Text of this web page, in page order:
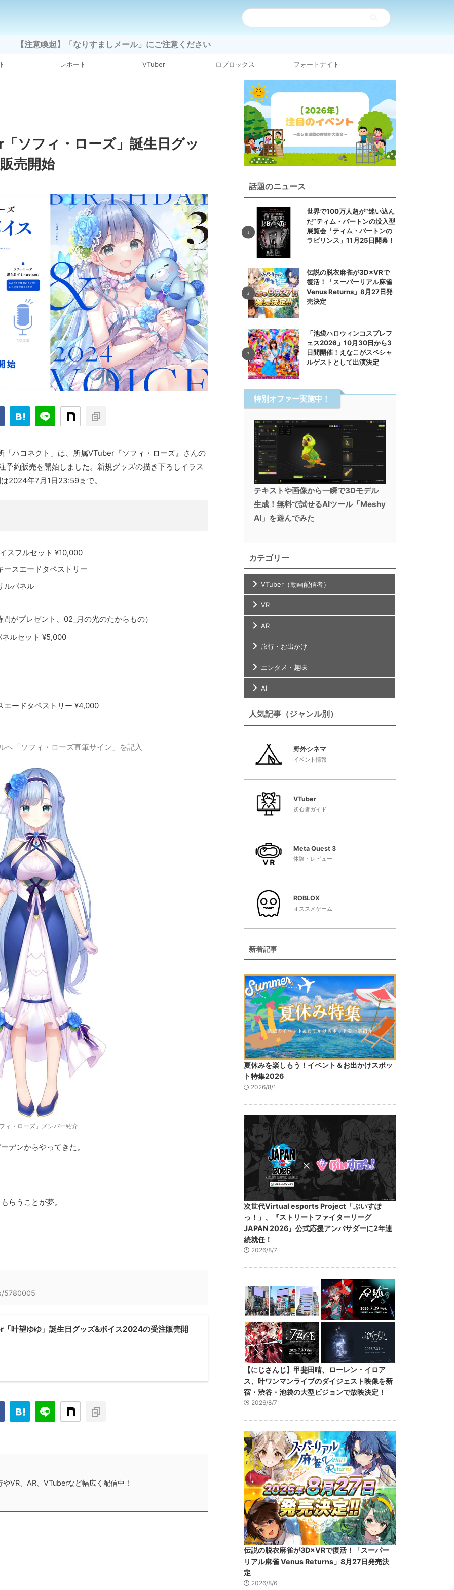
【注意喚起】「なりすましメール」にご注意ください
レポート VTuber ロブロックス フォートナイト
ソフィ・ローズ」誕生日グッ
売開始
ハコネクト」は、所属VTuber『ソフィ・ローズ』さんの
予約販売を開始しました。新規グッズの描き下ろしイラス
2024年7月1日23:59まで。
スフルセット ¥10,000
ースエードタペストリー
ルパネル
がプレゼント、02_月の光のたからもの）
ルセット ¥5,000
エードタペストリー ¥4,000
へ「ソフィ・ローズ直筆サイン」を記入
ィ・ローズ」メンバー紹介
デンからやってきた。
らうことが夢。
5780005
叶望ゆゆ」誕生日グッズ&ボイス2024の受注販売開
VR、AR、VTuberなど幅広く配信中！
話題のニュース
世界で100万人超が“迷い込ん
だ”ティム・バートンの没入型
展覧会「ティム・バートンの
ラビリンス」11月25日開幕！
伝説の脱衣麻雀が3D×VRで
復活！「スーパーリアル麻雀
Venus Returns」8月27日発
売決定
「池袋ハロウィンコスプレフ
ェス2026」10月30日から3
日間開催！えなこがスペシャ
ルゲストとして出演決定
特別オファー実施中！
テキストや画像から一瞬で3Dモデル
生成！無料で試せるAIツール「Meshy
AI」を遊んでみた
カテゴリー
VTuber（動画配信者）
VR
AR
旅行・お出かけ
エンタメ・趣味
AI
人気記事（ジャンル別）
野外シネマ
イベント情報
VTuber
初心者ガイド
Meta Quest 3
体験・レビュー
ROBLOX
オススメゲーム
新着記事
夏休みを楽しもう！イベント＆お出かけスポッ
ト特集2026
2026/8/1
次世代Virtual esports Project「ぶいすぽ
っ！」、『ストリートファイターリーグ
JAPAN 2026』公式応援アンバサダーに2年連
続就任！
2026/8/7
【にじさんじ】甲斐田晴、ローレン・イロア
ス、叶ワンマンライブのダイジェスト映像を新
宿・渋谷・池袋の大型ビジョンで放映決定！
2026/8/7
伝説の脱衣麻雀が3D×VRで復活！「スーパー
リアル麻雀 Venus Returns」8月27日発売決
定
2026/8/6